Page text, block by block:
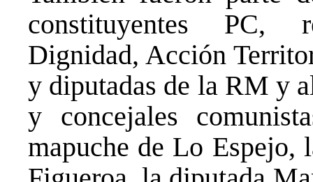
constituyentes PC,
Dignidad, Acción
y diputadas de la RM y
y concejales
mapuche de Lo Espejo,